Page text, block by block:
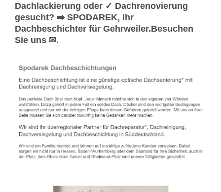
Dachlackierung oder ✓ Dachrenovierung
gesucht? ➡️ SPODAREK, Ihr
Dachbeschichter für Gehrweiler.Besuchen
Sie uns ✉.